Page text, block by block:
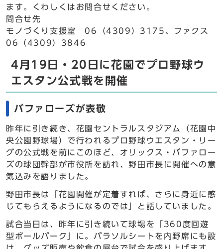
ます。くわしくはお問合せください。
問合せ先
モノづくり支援室 06（4309）3175、ファクス
06（4309）3846
4月19日・20日に花園でプロ野球ウ
エスタン公式戦を開催
バファローズが表敬
昨年に引き続き、花園セントラルスタジアム（花園中
央公園野球場）で行われるプロ野球ウエスタン・リー
グの公式戦を前にこのほど、オリックス・バファロー
ズの球団幹部が市役所を訪れ、野田市長に開催への意
気込みを語りました。
野田市長は「花園開催が定着すれば、さらに身近に感
じてもらえるようになるのでは」と話していました。
試合当日は、昨年に引き続いて球場を「360度回遊
型ボールパーク」に。パラソルシートを内野席にも設